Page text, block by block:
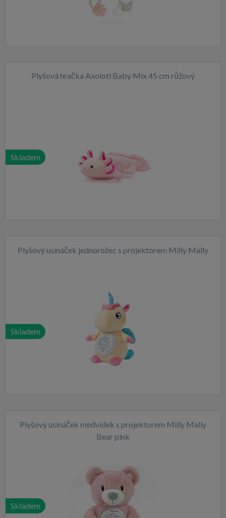
Plyšová hračka Axolotl Baby Mix 45 cm růžový
Skladem
Plyšový usínáček jednorožec s projektorem Milly Mally
Skladem
Plyšový usínáček medvídek s projektorem Milly Mally
Bear pink
Skladem